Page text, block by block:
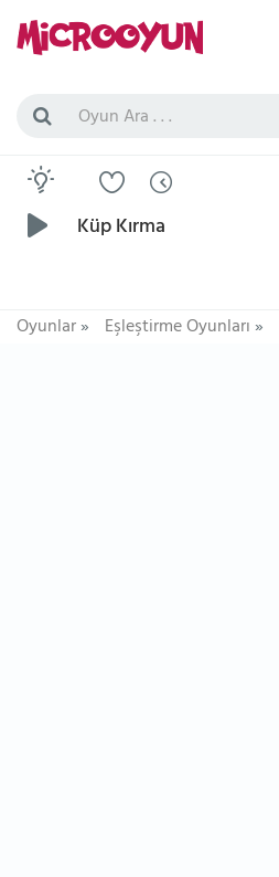
Küp Kırma
Oyunlar» Eşleştirme Oyunları»